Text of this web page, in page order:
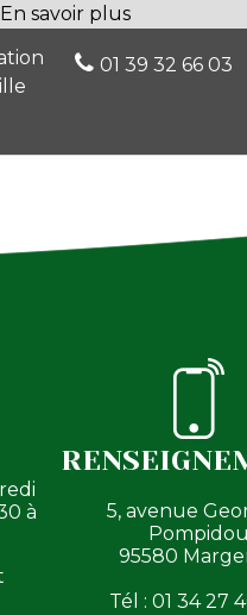
01 39 32 66 03
à
5, avenue
Pompidou
95580
Tél : 01 34 27